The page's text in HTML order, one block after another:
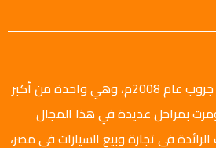
تأسست شركة الليثي أوتو جروب عام 2008م، وهي واحدة من أكبر
ومرت بمراحل عديدة في هذا المجال
في تجارة وبيع السيارات في مصر،